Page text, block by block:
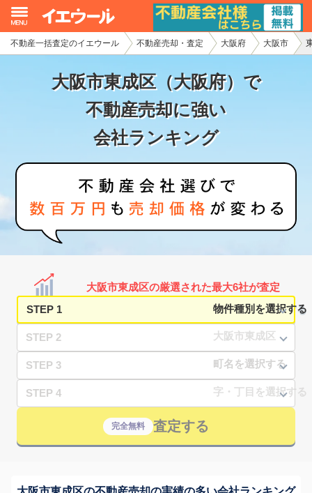
不動産一括査定のイエウール 不動産売却・査定 大阪府 大阪市
大阪市東成区（大阪府）で
不動産売却に強い
会社ランキング
大阪市東成区の厳選された最大6社が査定
STEP 1
STEP 2
STEP 3
STEP 4
完全無料 査定する
イエウール加盟希望の不動産会社様
初めての方へ
不動産売却の流れ
家査定シミュレーター
お問い合わせ